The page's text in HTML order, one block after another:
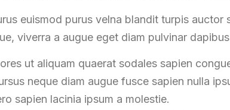
euismod purus velna blandit turpis auctor
viverra a augue eget diam pulvinar
ut aliquam quaerat sodales sapien
neque diam augue fusce sapien nulla
sapien lacinia ipsum a molestie.